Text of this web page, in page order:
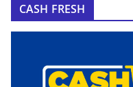
CASH FRESH